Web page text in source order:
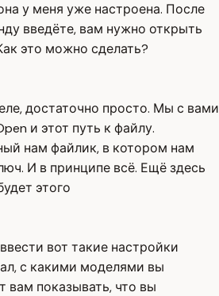
у меня уже настроена. После
введёте, вам нужно открыть
это можно сделать?
достаточно просто. Мы с вами
и этот путь к файлу.
нам файлик, в котором нам
И в принципе всё. Ещё здесь
этого
вот такие настройки
с какими моделями вы
вам показывать, что вы